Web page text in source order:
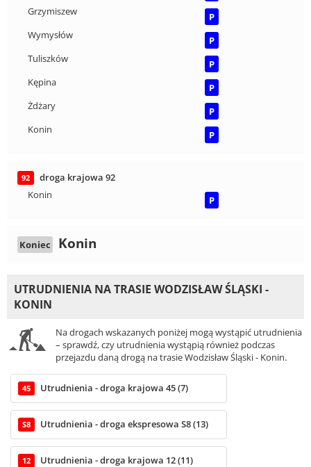
Grzymiszew
P
Wymysłów
P
Tuliszków
P
Kępina
P
Żdżary
P
Konin
P
92
droga krajowa 92
Konin
P
Koniec Konin
UTRUDNIENIA NA TRASIE WODZISŁAW ŚLĄSKI -
KONIN
Na drogach wskazanych poniżej mogą wystąpić utrudnienia
– sprawdź, czy utrudnienia wystąpią również podczas
przejazdu daną drogą na trasie Wodzisław Śląski - Konin.
45 Utrudnienia - droga krajowa 45 (7)
S8 Utrudnienia - droga ekspresowa S8 (13)
12 Utrudnienia - droga krajowa 12 (11)